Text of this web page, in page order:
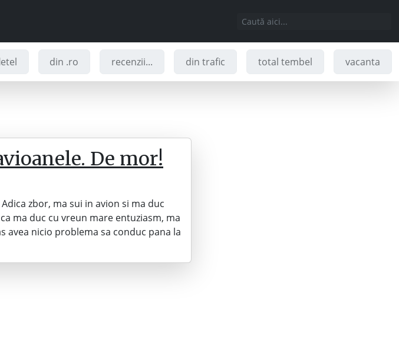
din .ro recenzii... din trafic total tembel vacanta
De mor!
zbor, ma sui in avion si ma duc
ma duc cu vreun mare entuziasm, ma
avea nicio problema sa conduc pana la